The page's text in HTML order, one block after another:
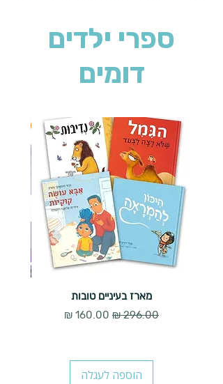
ספרי ילדים
דומים
מארז בעיניים טובות
מחיר רגיל
מחיר מבצע
הוספה לעגלה